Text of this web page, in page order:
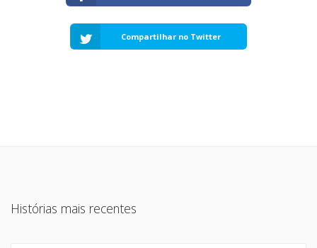
Compartilhar no Twitter
Histórias mais recentes